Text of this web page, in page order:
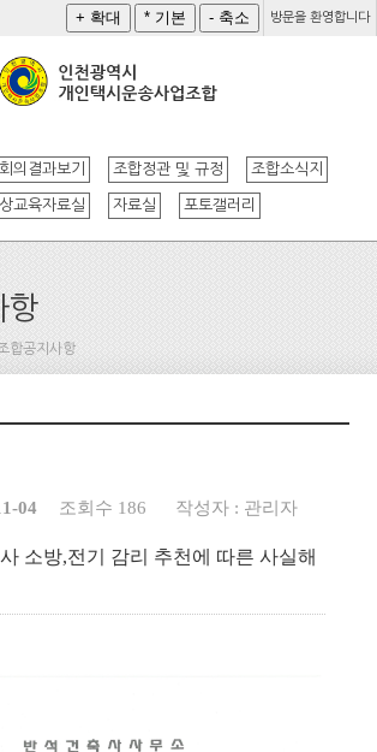
방문을 환영합니다
회의결과보기 조합정관 및 규정 조합소식지
교육자료실 자료실 포토갤러리
항
합공지사항
04 조회수 186 작성자 : 관리자
소방,전기 감리 추천에 따른 사실해